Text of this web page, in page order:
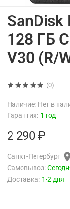
(0)
Наличие: Нет в
Гарантия: 1 год
SanDisk
128 ГБ
V30 (R/
2 290 ₽
Санкт-Петербург
Самовывоз:
Доставка: 1-2 дня